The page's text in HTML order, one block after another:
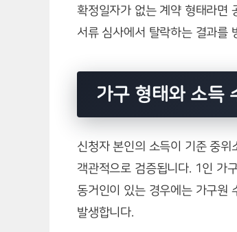
확정일자가 없는 계약 형태라면
서류 심사에서 탈락하는 결과를
가구 형태와 소득
신청자 본인의 소득이 기준 중
객관적으로 검증됩니다. 1인 가
동거인이 있는 경우에는 가구원
발생합니다.